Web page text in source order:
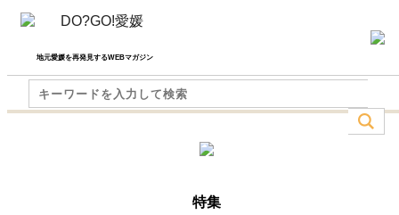
地元愛媛を再発見するWEBマガジン
特集